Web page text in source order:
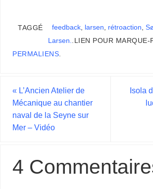
TAGGÉ feedback, larsen, rétroaction,
Larsen.. LIEN POUR MARQUE-
PERMALIENS.
« L’Ancien Atelier de
Mécanique au chantier
naval de la Seyne sur
Mer – Vidéo
Isola
4